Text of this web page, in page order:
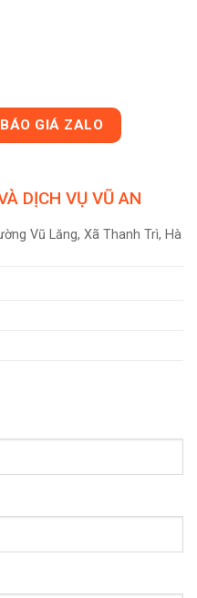
GIÁ ZALO
DỊCH VỤ VŨ AN
Vũ Lăng, Xã Thanh Trì, Hà